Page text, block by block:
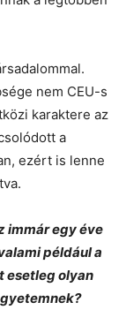
nem CEU-s
karaktere az
a
ezért is lenne
immár egy éve
például a
esetleg olyan